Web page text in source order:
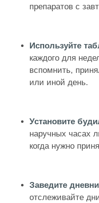
препаратов с
Используйте
каждого для
вспомнить,
или иной день.
Установите
наручных часах
когда нужно
Заведите
отслеживайте